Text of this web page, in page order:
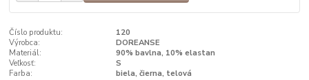
Číslo produktu:
120
Výrobca:
DOREANSE
Materiál:
90% bavlna, 10% elastan
Veľkosť:
S
Farba:
biela, čierna, telová